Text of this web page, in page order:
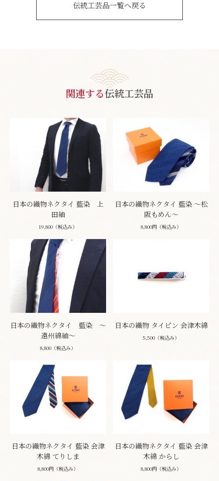
伝統工芸品一覧へ戻る
関連する伝統工芸品
日本の織物ネクタイ 藍染 上
田紬
19,800（税込み）
日本の織物ネクタイ 藍染 ～松
阪もめん～
8,800円（税込み）
日本の織物ネクタイ 藍染 ～
遠州綿紬～
8,800（税込み）
日本の織物 タイピン 会津木綿
5,500（税込み）
日本の織物ネクタイ 藍染 会津
木綿 てりしま
8,800円（税込み）
日本の織物ネクタイ 藍染 会津
木綿 からし
8,800円（税込み）